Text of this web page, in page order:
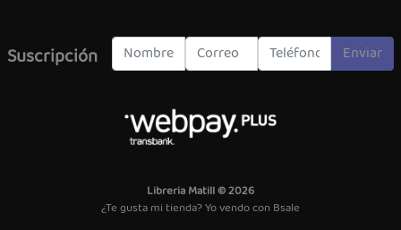
Suscripción Enviar
Libreria Matill © 2026
¿Te gusta mi tienda? Yo vendo con Bsale